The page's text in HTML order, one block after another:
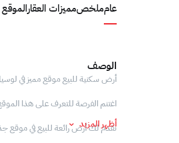
عامملخصمميزات العقارالموقع
الوصف
أرض سكنية للبيع موقع مميز في
اغتنم الفرصة للتعرف على هذا
نقدم لك أرض رائعة للبيع في موقع
أظهر المزيد